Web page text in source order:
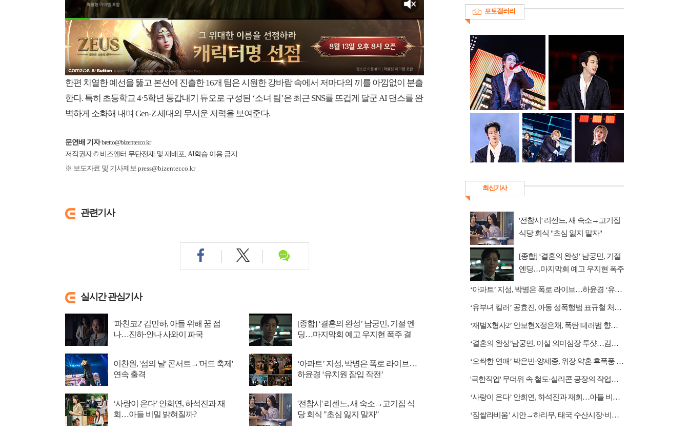
한편 치열한 예선을 뚫고 본선에 진출한 16개 팀은 시원한 강바람 속에서 저마다의 끼를 아낌없이 분출
한다. 특히 초등학교 4·5학년 동갑내기 듀오로 구성된 ‘소녀 팀’은 최근 SNS를 뜨겁게 달군 AI 댄스를 완
벽하게 소화해 내며 Gen-Z 세대의 무서운 저력을 보여준다.
문연배 기자 bretto@bizenter.co.kr
저작권자 © 비즈엔터 무단전재 및 재배포, AI학습 이용 금지
※ 보도자료 및 기사제보 press@bizenter.co.kr
관련기사
실시간 관심기사
'파친코2' 김민하, 아들 위해 꿈 접
나…진하·안나 사와이 파국
[종합] ‘결혼의 완성’ 남궁민, 기절 엔
딩…마지막회 예고 우지현 폭주 결
이찬원, '섬의 날' 콘서트→'머드 축제'
연속 출격
‘아파트’ 지성, 박병은 폭로 라이브…
하윤경 ‘유치원 잠입 작전’
‘사랑이 온다’ 안희연, 하석진과 재
회…아들 비밀 밝혀질까?
'전참시' 리센느, 새 숙소→고기집 식
당 회식 "초심 잃지 말자"
포토갤러리
최신기사
'전참시' 리센느, 새 숙소→고기집
식당 회식 "초심 잃지 말자"
[종합] ‘결혼의 완성’ 남궁민, 기절
엔딩…마지막회 예고 우지현 폭주
‘아파트’ 지성, 박병은 폭로 라이브…하윤경 ‘유치원 잠입 작전’
‘유부녀 킬러’ 공효진, 아동 성폭행범 표규철 처단 나설까
‘재벌X형사2’ 안보현X정은채, 폭탄 테러범 향한 역공 시작
‘결혼의 완성’남궁민, 이설 의미심장 투샷…김대명과 정면승부
‘오싹한 연애’ 박은빈·양세종, 위장 약혼 후폭풍 쓰나미
'극한직업' 무더위 속 철도·실리콘 공장의 작업자들
‘사랑이 온다’ 안희연, 하석진과 재회…아들 비밀 밝혀질까?
‘짐쌀라비움’ 시안→하리무, 태국 수산시장·비밀 동굴 탐방